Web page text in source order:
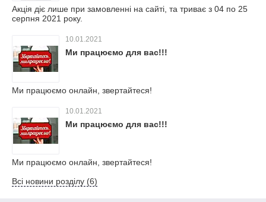
Акція діє лише при замовленні на сайті, та триває з 04 по 25
серпня 2021 року.
10.01.2021
Ми працюємо для вас!!!
Ми працюємо онлайн, звертайтеся!
10.01.2021
Ми працюємо для вас!!!
Ми працюємо онлайн, звертайтеся!
Всі новини розділу (6)